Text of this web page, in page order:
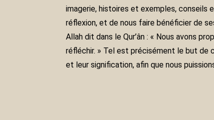
imagerie, histoires et exemples, conseils
réflexion, et de nous faire bénéficier de
Allah dit dans le Qur’ân : « Nous avons
réfléchir. » Tel est précisément le but de
et leur signification, afin que nous